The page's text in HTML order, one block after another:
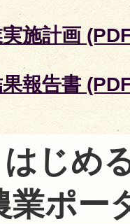
施計画
報告書
じめ
業ポー